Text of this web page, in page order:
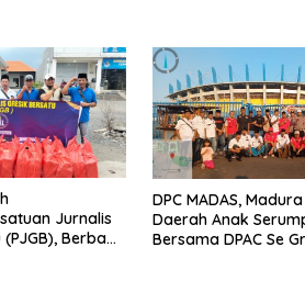
Jurnalis
Berbagi
DPC MADAS,
Daerah Anak
Bersama DPAC Se